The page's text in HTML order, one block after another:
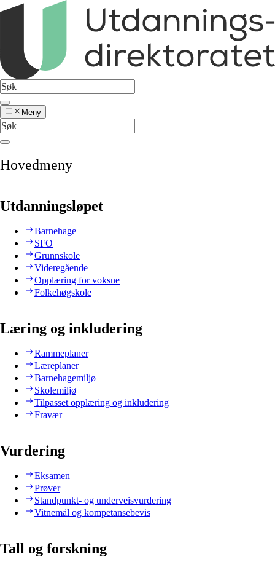
Meny
Hovedmeny
Utdanningsløpet
Barnehage
SFO
Grunnskole
Videregående
Opplæring for voksne
Folkehøgskole
Læring og inkludering
Rammeplaner
Læreplaner
Barnehagemiljø
Skolemiljø
Tilpasset opplæring og inkludering
Fravær
Vurdering
Eksamen
Prøver
Standpunkt- og underveisvurdering
Vitnemål og kompetansebevis
Tall og forskning